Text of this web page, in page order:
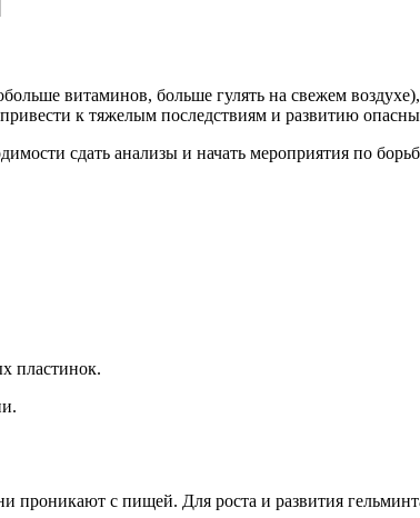
витаминов, больше гулять на свежем
к тяжелым последствиям и развитию
сдать анализы и начать мероприятия по
пластинок.
проникают с пищей. Для роста и развития